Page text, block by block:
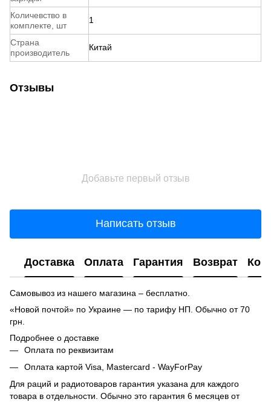
Количевство в
комплекте, шт
1
Страна
производитель
Китай
Отзывы
Добавьте первый отзыв
Написать отзыв
Доставка Оплата Гарантия Возврат
Самовывоз из нашего магазина – бесплатно.
«Новой почтой» по Украине — по тарифу НП. Обычно от 70
грн.
Подробнее о доставке
Оплата по реквизитам
Оплата картой Visa, Mastercard - WayForPay
Для раций и радиотоваров гарантия указана для каждого
товара в отдельности. Обычно это гарантия 6 месяцев от